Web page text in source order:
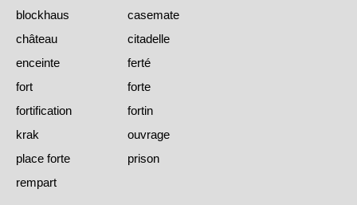
blockhaus
casemate
château
citadelle
enceinte
ferté
fort
forte
fortification
fortin
krak
ouvrage
place forte
prison
rempart